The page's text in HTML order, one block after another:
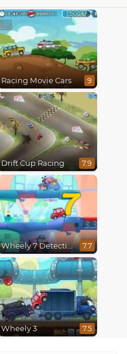
Racing Movie Cars 9
Drift Cup Racing 7.9
7
Wheely 7 Detective 7.7
Wheely 3 7.5